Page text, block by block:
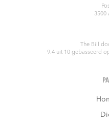
3500
The Bill
9.4uit 10gebasseerd